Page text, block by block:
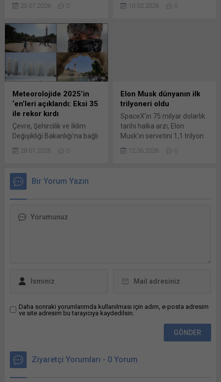
Facebook'ta paylaşmak için
Başkanlığı – İtfaiye İdare
önce ihalesine çıkılan
(DETAY-1960)
2026/1089469 İKN numaralı
dosya konusu 4 adet 4×4
çift Bunu paylaş: X'te
paylaşmak için tıklayın (Yeni
pencerede açılır) X Linkedln
üzerinden paylaşmak için
tıklayın (Yeni pencerede
paylaşmak için tıklayın (Yeni
pencerede açılır) WhatsApp
Facebook'ta paylaşmak için
23.07.2026 0
Kanununun 19 uncu
paylaşmak için tıklayın (Yeni
pencerede açılır) LinkedIn
WhatsApp'ta paylaşmak için
tıklayın (Yeni pencerede
açılır) WhatsApp
Facebook'ta paylaşmak için
tıklayın (Yeni...
10.02.2026 0
Meteorolojide 2025’in
‘en’leri açıklandı: Eksi 35
ile rekor kırdı
Çevre, Şehircilik ve İklim
Değişikliği Bakanlığı’na bağlı
Müdürlüğü, 2025 yılında en
Temmuz’da Şırnak’ın Silopi
ilçesinde 50,5 derece olarak
Şubat’ta Hakkari’nin
genelinde bulunan 2 bin...
28.01.2026 0
Elon Musk dünyanın ilk
trilyoneri oldu
SpaceX’in 75 milyar dolarlık
tarihi halka arzı, Elon
Musk’ın servetini 1,1 trilyon
böylece dünyanın ilk
12.06.2026 0
Bir Yorum Yazın
Daha sonraki yorumlarımda kullanılması için adım, e-posta adresim
ve site adresim bu tarayıcıya kaydedilsin.
Ziyaretçi Yorumları - 0 Yorum